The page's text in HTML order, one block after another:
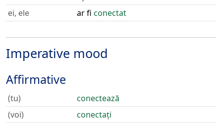
ei, ele
ar fi conectat
Imperative mood
Affirmative
(tu)
conectează
(voi)
conectați